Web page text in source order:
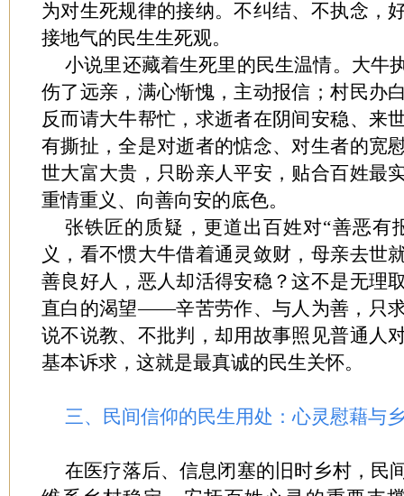
为对生死规律的接纳。不纠结、不执念，
接地气的民生生死观。
小说里还藏着生死里的民生温情。大牛
伤了远亲，满心惭愧，主动报信；村民办
反而请大牛帮忙，求逝者在阴间安稳、来
有撕扯，全是对逝者的惦念、对生者的宽
世大富大贵，只盼亲人平安，贴合百姓最
重情重义、向善向安的底色。
张铁匠的质疑，更道出百姓对“善恶有
义，看不惯大牛借着通灵敛财，母亲去世
善良好人，恶人却活得安稳？这不是无理
直白的渴望——辛苦劳作、与人为善，只
说不说教、不批判，却用故事照见普通人
基本诉求，这就是最真诚的民生关怀。
三、民间信仰的民生用处：心灵慰藉与
在医疗落后、信息闭塞的旧时乡村，民